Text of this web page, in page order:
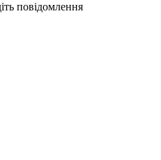
повідомлення